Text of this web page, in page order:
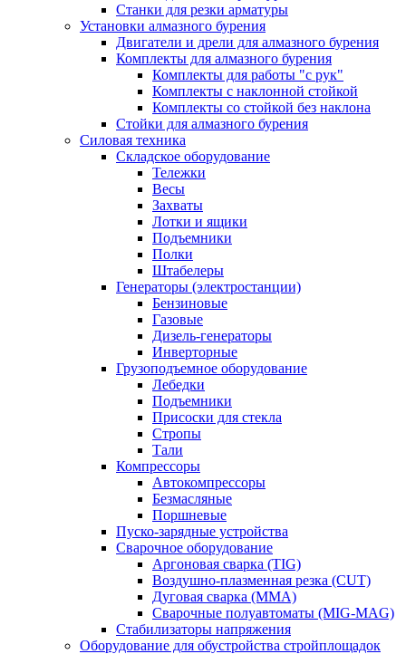
Станки для резки арматуры
Установки алмазного бурения
Двигатели и дрели для алмазного бурения
Комплекты для алмазного бурения
Комплекты для работы "с рук"
Комплекты с наклонной стойкой
Комплекты со стойкой без наклона
Стойки для алмазного бурения
Силовая техника
Складское оборудование
Тележки
Весы
Захваты
Лотки и ящики
Подъемники
Полки
Штабелеры
Генераторы (электростанции)
Бензиновые
Газовые
Дизель-генераторы
Инверторные
Грузоподъемное оборудование
Лебедки
Подъемники
Присоски для стекла
Стропы
Тали
Компрессоры
Автокомпрессоры
Безмасляные
Поршневые
Пуско-зарядные устройства
Сварочное оборудование
Аргоновая сварка (TIG)
Воздушно-плазменная резка (CUT)
Дуговая сварка (ММА)
Сварочные полуавтоматы (MIG-MAG)
Стабилизаторы напряжения
Оборудование для обустройства стройплощадок